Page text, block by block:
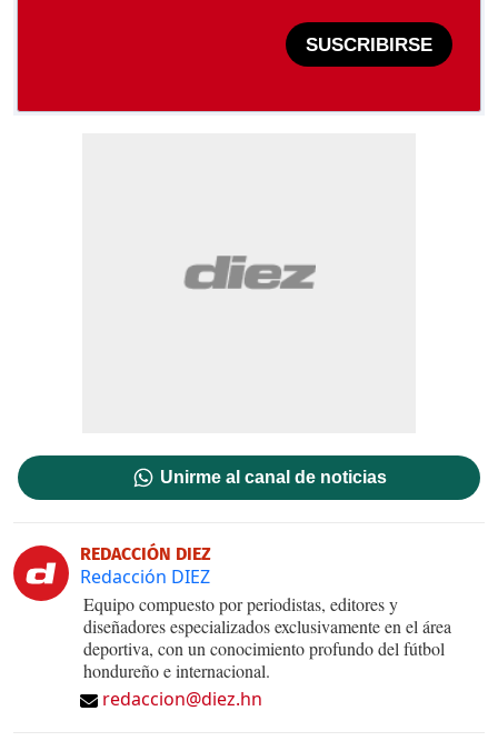
SUSCRIBIRSE
Unirme al canal de noticias
REDACCIÓN DIEZ
Redacción DIEZ
Equipo compuesto por periodistas, editores y
diseñadores especializados exclusivamente en el área
deportiva, con un conocimiento profundo del fútbol
hondureño e internacional.
redaccion@diez.hn